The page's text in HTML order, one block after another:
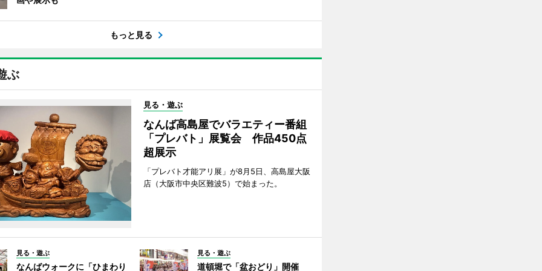
もっと見る
ぶ
見る・遊ぶ
なんば高島屋でバラエティー番組
「プレバト」展覧会 作品450点
超展示
「プレバト才能アリ展」が8月5日、高島屋大阪
店（大阪市中央区難波5）で始まった。
見る・遊ぶ
なんばウォークに「ひまわり
見る・遊ぶ
道頓堀で「盆おどり」開催